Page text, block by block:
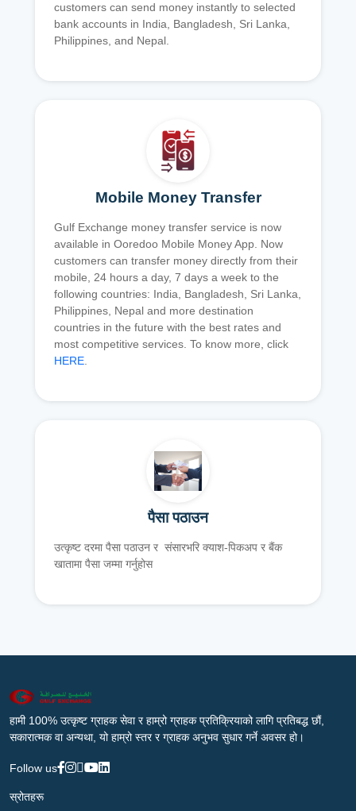
customers can send money instantly to selected
bank accounts in India, Bangladesh, Sri Lanka,
Philippines, and Nepal.
Mobile Money Transfer
Gulf Exchange money transfer service is now
available in Ooredoo Mobile Money App. Now
customers can transfer money directly from their
mobile, 24 hours a day, 7 days a week to the
following countries: India, Bangladesh, Sri Lanka,
Philippines, Nepal and more destination
countries in the future with the best rates and
most competitive services. To know more, click
HERE.
पैसा पठाउन
उत्कृष्ट दरमा पैसा पठाउन र संसारभरि क्याश-पिकअप र बैंक
खातामा पैसा जम्मा गर्नुहोस
हामी 100% उत्कृष्ट ग्राहक सेवा र हाम्रो ग्राहक प्रतिक्रियाको लागि प्रतिबद्ध छौं,
सकारात्मक वा अन्यथा, यो हाम्रो स्तर र ग्राहक अनुभव सुधार गर्ने अवसर हो।
Follow us
स्रोतहरू